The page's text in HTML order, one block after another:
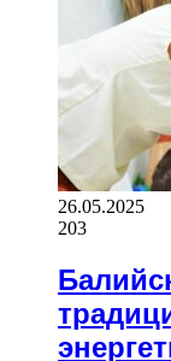
26.05.2025
203